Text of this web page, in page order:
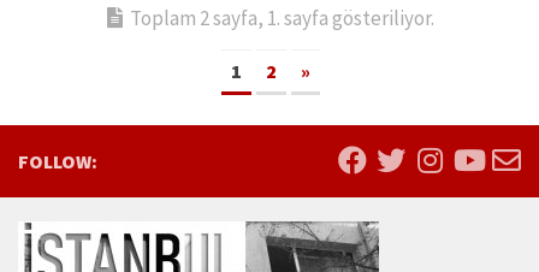
Toplam 2 sayfa, 1. sayfa gösteriliyor.
1 2 »
FOLLOW: